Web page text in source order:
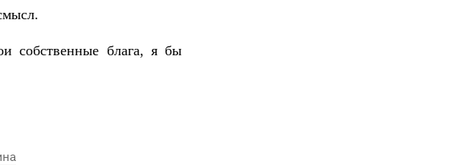
собственные блага, я бы